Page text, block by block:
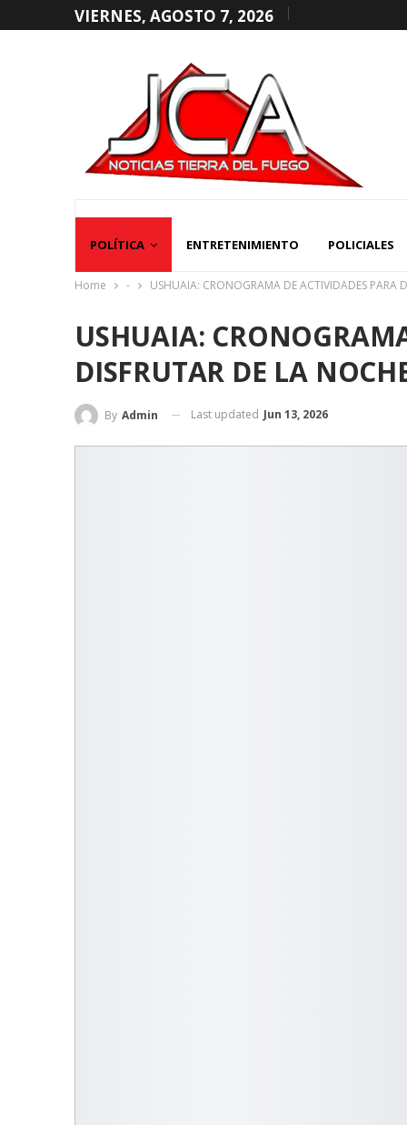
VIERNES, AGOSTO 7, 2026
POLÍTICA ENTRETENIMIENTO POLICIALES
Home - USHUAIA: CRONOGRAMA DE ACTIVIDADES PARA
USHUAIA:
DISFRUTAR DE LA
By Admin Last updated Jun 13, 2026